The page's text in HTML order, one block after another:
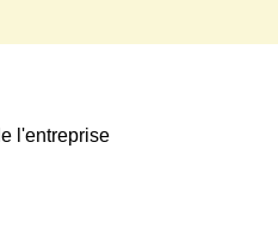
l'entreprise